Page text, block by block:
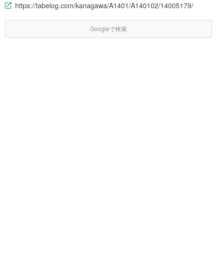
https://tabelog.com/kanagawa/A1401/A140102/14005179/
Googleで検索